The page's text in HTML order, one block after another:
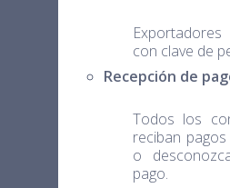
con clave de
Recepción de
Todos los
reciban
o
pago.